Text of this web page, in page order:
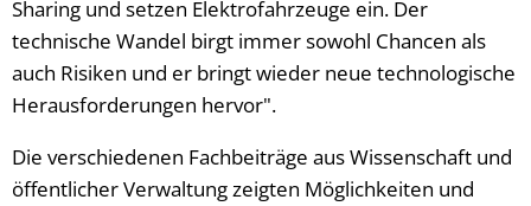
Sharing und setzen Elektrofahrzeuge ein. Der
technische Wandel birgt immer sowohl Chancen als
auch Risiken und er bringt wieder neue technologische
Herausforderungen hervor".
Die verschiedenen Fachbeiträge aus Wissenschaft und
öffentlicher Verwaltung zeigten Möglichkeiten und